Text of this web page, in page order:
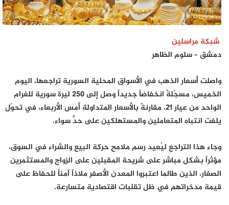
شبكة مراسلين
دمشق – سلوم الظاهر
واصلت أسعار الذهب في الأسواق المحلية السورية تراجعها، اليوم
الخميس، مسجّلةً انخفاضاً جديداً وصل إلى 250 ليرة سورية للغرام
الواحد من عيار 21، مقارنةً بالأسعار المتداولة أمس الأربعاء، في تحوّل
يلفت انتباه المتعاملين والمستهلكين على حدٍّ سواء.
وجاء هذا التراجع ليُعيد رسم ملامح حركة البيع والشراء في السوق،
مؤثراً بشكل مباشر على شريحة المقبلين على الزواج والمستثمرين
الصغار، الذين طالما اعتبروا المعدن الأصفر ملاذاً آمناً للحفاظ على
قيمة مدخراتهم في ظل تقلبات اقتصادية متسارعة.